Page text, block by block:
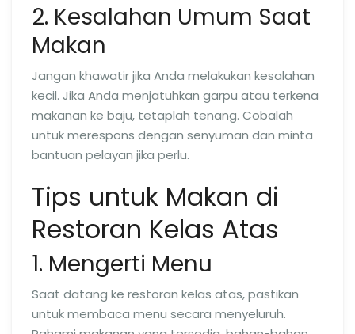
2. Kesalahan Umum Saat
Makan
Jangan khawatir jika Anda melakukan kesalahan
kecil. Jika Anda menjatuhkan garpu atau terkena
makanan ke baju, tetaplah tenang. Cobalah
untuk merespons dengan senyuman dan minta
bantuan pelayan jika perlu.
Tips untuk Makan di
Restoran Kelas Atas
1. Mengerti Menu
Saat datang ke restoran kelas atas, pastikan
untuk membaca menu secara menyeluruh.